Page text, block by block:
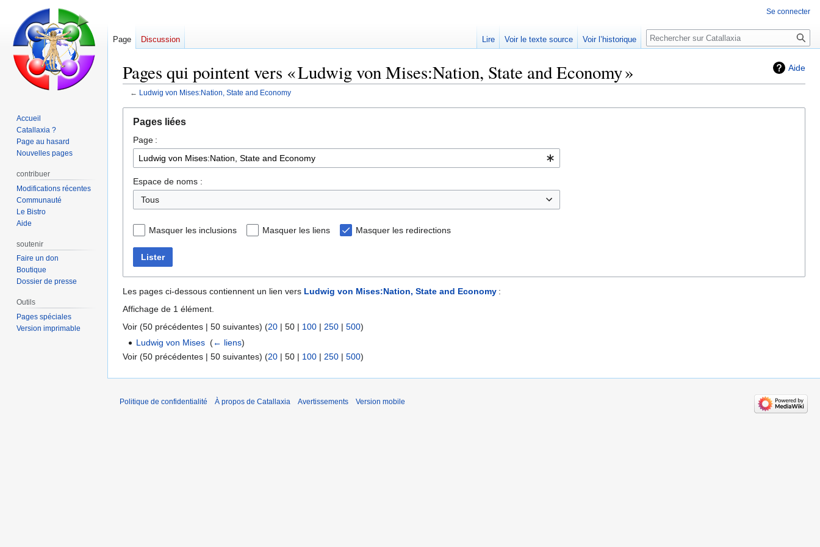
Aide
Pages qui pointent vers « Ludwig von Mises:Nation, State and Economy »
← Ludwig von Mises:Nation, State and Economy
navigation
recherche
Pages liées
Page :
Espace de noms :
Tous
Masquer les inclusions Masquer les liens Masquer les redirections
Lister
Les pages ci-dessous contiennent un lien vers Ludwig von Mises:Nation, State and Economy :
Affichage de 1 élément.
Voir (50 précédentes | 50 suivantes) (20 | 50 | 100 | 250 | 500)
Ludwig von Mises ‎(← liens)
Voir (50 précédentes | 50 suivantes) (20 | 50 | 100 | 250 | 500)
Se connecter
Page Discussion Lire Voir le texte source Voir l’historique Rechercher
Accueil
Catallaxia ?
Page au hasard
Nouvelles pages
contribuer
Modifications récentes
Communauté
Le Bistro
Aide
soutenir
Faire un don
Boutique
Dossier de presse
Outils
Pages spéciales
Version imprimable
Politique de confidentialité À propos de Catallaxia Avertissements Version mobile